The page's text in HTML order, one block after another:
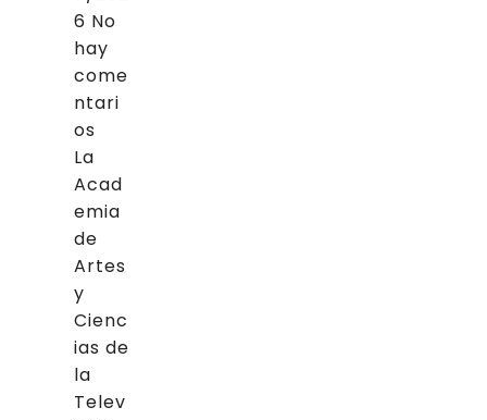
6 No
hay
come
ntari
os
La
Acad
emia
de
Artes
y
Cienc
ias de
la
Telev